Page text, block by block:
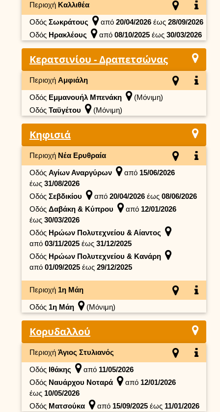
Περιοχή Καλλιθέα
Οδός Σωκράτους από 20/04/2026 έως 28/09/2026
Οδός Ηρακλέους από 08/10/2025 έως 30/03/2026
Κερατσινίου - Δραπετσώνας
Περιοχή Αμφιάλη
Οδός Εμμανουήλ Μπενάκη
(Μόνιμη)
Οδός Ταϋγέτου (Μόνιμη)
Κηφισιά
Περιοχή Νέα Ερυθραία
Οδός Αγίων Αναργύρων από 15/06/2026
έως 31/08/2026
Οδός Σεβδικίου από 20/04/2026 έως 08/06/2026
Οδός Δαβάκη & Κύπρου από 12/01/2026
έως 30/03/2026
Οδός Ηρώων Πολυτεχνείου & Αίαντος
από 03/11/2025 έως 31/12/2025
Οδός Ηρώων Πολυτεχνείου & Κανάρη
από 01/09/2025 έως 29/12/2025
Περιοχή 1η Μάη
Οδός 1η Μάη (Μόνιμη)
Κορυδαλλού
Περιοχή Άγιος Στυλιανός
Οδός Ιθάκης από 11/05/2026
Οδός Ναυάρχου Νοταρά από 12/01/2026
έως 10/05/2026
Οδός Ματσούκα από 15/09/2025 έως 11/01/2026